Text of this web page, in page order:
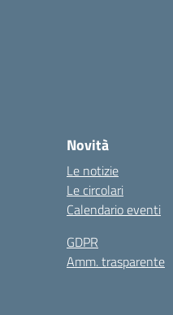
Novità
Le notizie
Le circolari
Calendario eventi
GDPR
Amm. trasparente